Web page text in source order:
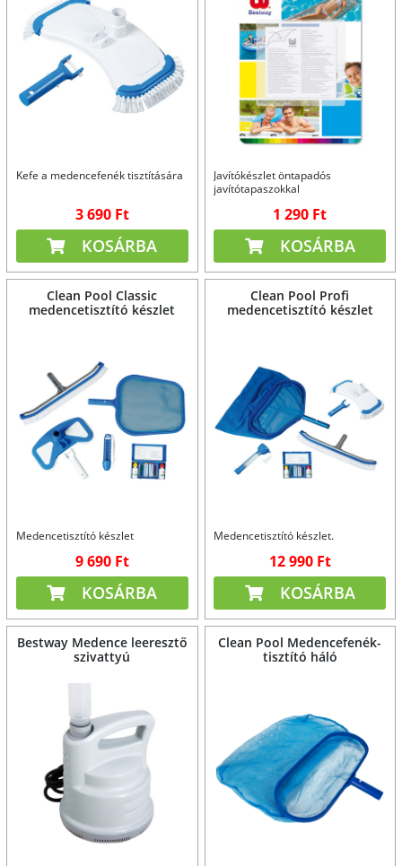
Kefe a medencefenék tisztítására
3 690 Ft
KOSÁRBA
Javítókészlet öntapadós
javítótapaszokkal
1 290 Ft
KOSÁRBA
Clean Pool Classic
medencetisztító készlet
Medencetisztító készlet
9 690 Ft
KOSÁRBA
Clean Pool Profi
medencetisztító készlet
Medencetisztító készlet.
12 990 Ft
KOSÁRBA
Bestway Medence leeresztő
szivattyú
Clean Pool Medencefenék-
tisztító háló